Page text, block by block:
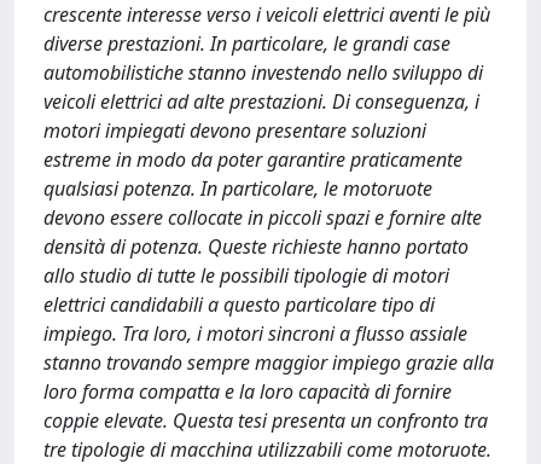
crescente interesse verso i veicoli elettrici aventi le più
diverse prestazioni. In particolare, le grandi case
automobilistiche stanno investendo nello sviluppo di
veicoli elettrici ad alte prestazioni. Di conseguenza, i
motori impiegati devono presentare soluzioni
estreme in modo da poter garantire praticamente
qualsiasi potenza. In particolare, le motoruote
devono essere collocate in piccoli spazi e fornire alte
densità di potenza. Queste richieste hanno portato
allo studio di tutte le possibili tipologie di motori
elettrici candidabili a questo particolare tipo di
impiego. Tra loro, i motori sincroni a flusso assiale
stanno trovando sempre maggior impiego grazie alla
loro forma compatta e la loro capacità di fornire
coppie elevate. Questa tesi presenta un confronto tra
tre tipologie di macchina utilizzabili come motoruote.